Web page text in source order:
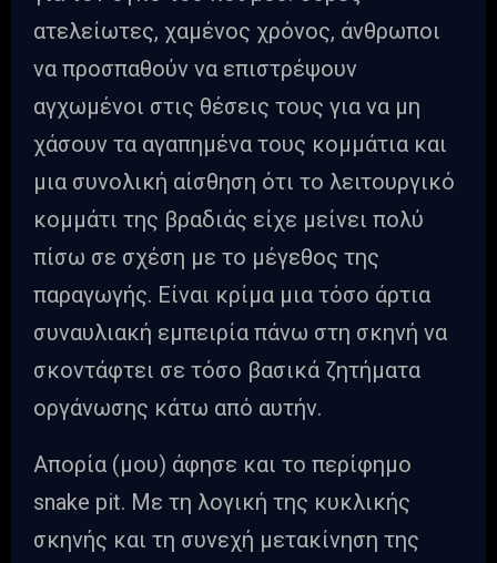
ατελείωτες, χαμένος χρόνος, άνθρωποι
να προσπαθούν να επιστρέψουν
αγχωμένοι στις θέσεις τους για να μη
χάσουν τα αγαπημένα τους κομμάτια και
μια συνολική αίσθηση ότι το λειτουργικό
κομμάτι της βραδιάς είχε μείνει πολύ
πίσω σε σχέση με το μέγεθος της
παραγωγής. Είναι κρίμα μια τόσο άρτια
συναυλιακή εμπειρία πάνω στη σκηνή να
σκοντάφτει σε τόσο βασικά ζητήματα
οργάνωσης κάτω από αυτήν.
Απορία (μου) άφησε και το περίφημο
snake pit. Με τη λογική της κυκλικής
σκηνής και τη συνεχή μετακίνηση της